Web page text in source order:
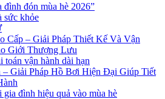
đình đón mùa hè 2026”
sức khỏe
Cấp – Giải Pháp Thiết Kế Và Vận
Giới Thượng Lưu
toán vận hành dài hạn
Giải Pháp Hồ Bơi Hiện Đại Giúp Tiết
gia đình hiệu quả vào mùa hè